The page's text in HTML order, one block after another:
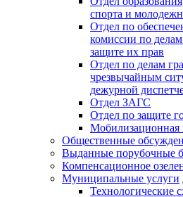
спорта и
Отдел по
комиссии по
защите их прав
Отдел по делам
чрезвычайным
дежурной
Отдел ЗАГС
Отдел по защите
Мобилизационная
Общественные
Выданные порубочные
Компенсационное
Муниципальные услуги
Технологические